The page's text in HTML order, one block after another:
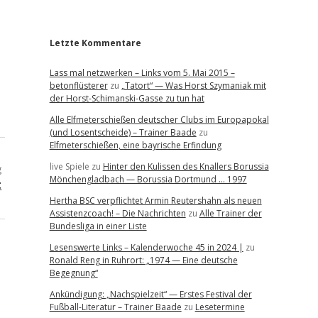
Letzte Kommentare
Lass mal netzwerken – Links vom 5. Mai 2015 –
betonflüstererzu „Tatort“ — Was Horst Szymaniak mit
der Horst-Schimanski-Gasse zu tun hat
Alle Elfmeterschießen deutscher Clubs im Europapokal
(und Losentscheide) – Trainer Baade zu
Elfmeterschießen, eine bayrische Erfindung
live Spiele zu Hinter den Kulissen des Knallers Borussia
Mönchengladbach — Borussia Dortmund … 1997
Hertha BSC verpflichtet Armin Reutershahn als neuen
Assistenzcoach! – Die Nachrichten zu Alle Trainer der
Bundesliga in einer Liste
Lesenswerte Links – Kalenderwoche 45 in 2024 | zu
Ronald Reng in Ruhrort: „1974 — Eine deutsche
Begegnung“
Ankündigung: „Nachspielzeit“ — Erstes Festival der
Fußball-Literatur – Trainer Baade zu Lesetermine